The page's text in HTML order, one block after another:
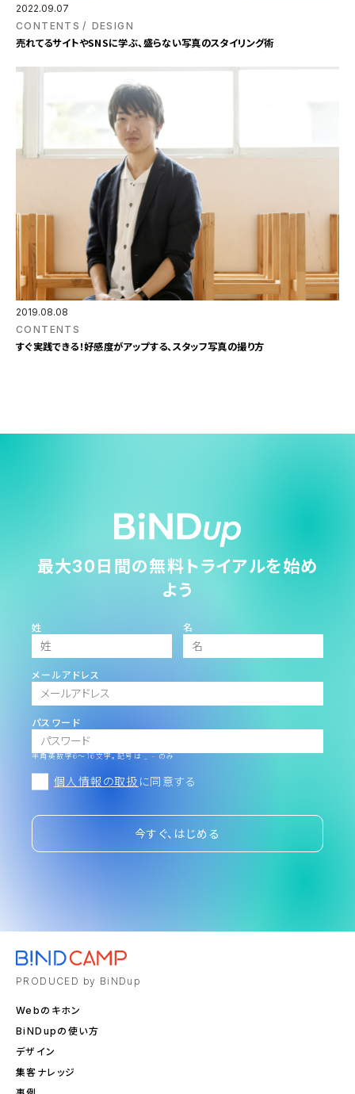
2022.09.07
CONTENTS
DESIGN
売れてるサイトやSNSに学ぶ、盛らない写真のスタイリング術
2019.08.08
CONTENTS
すぐ実践できる！好感度がアップする、スタッフ写真の撮り方
最大30日間の無料トライアルを始め
よう
姓 名
メールアドレス
パスワード
半角英数字6～16文字。記号は _ - のみ
個人情報の取扱 に同意する
今すぐ、はじめる
PRODUCED by BiNDup
Webのキホン
BiNDupの使い方
デザイン
集客ナレッジ